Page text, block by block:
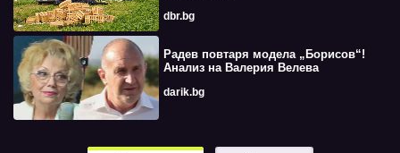
dbr.bg
Радев повтаря модела „Борисов“!
Анализ на Валерия Велева
darik.bg